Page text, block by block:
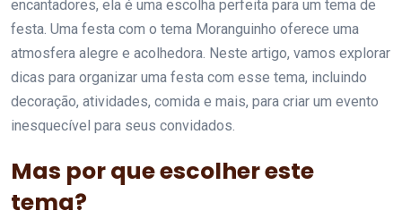
encantadores, ela é uma escolha perfeita para um tema de
festa. Uma festa com o tema Moranguinho oferece uma
atmosfera alegre e acolhedora. Neste artigo, vamos explorar
dicas para organizar uma festa com esse tema, incluindo
decoração, atividades, comida e mais, para criar um evento
inesquecível para seus convidados.
Mas por que escolher este
tema?